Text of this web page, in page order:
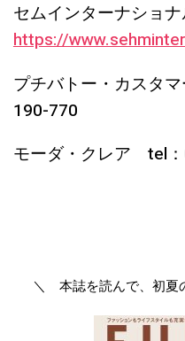
セムインターナショ
https://
プチバトー・カスタ
190-770
モーダ・クレア tel
＼ 本誌を読んで、初夏